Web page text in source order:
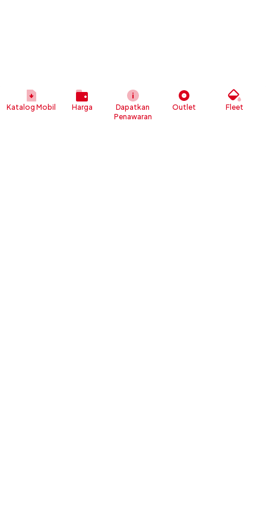
Katalog Mobil Harga
Dapatkan
Penawaran
Outlet Fleet